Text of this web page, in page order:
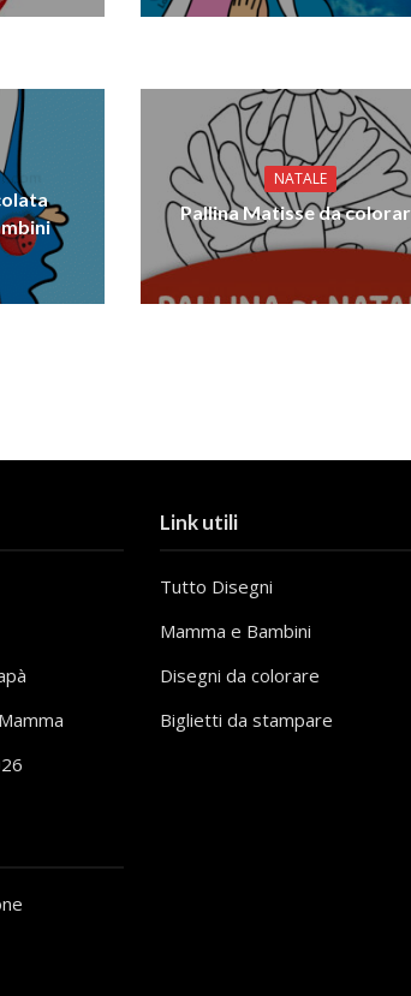
NATALE
Pallina Matisse da
Link utili
Tutto Disegni
Mamma e Bambini
Disegni da colorare
Biglietti da stampare